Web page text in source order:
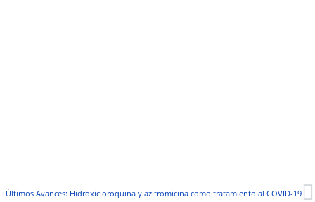
Últimos Avances: Hidroxicloroquina y azitromicina como tratamiento al COVID-19